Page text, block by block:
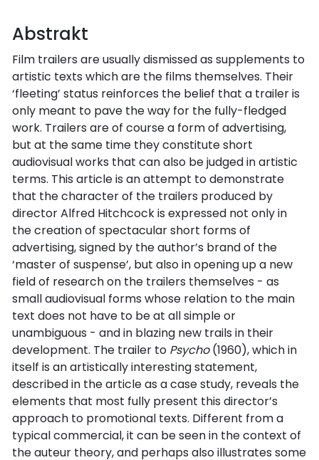
Abstrakt
Film trailers are usually dismissed as supplements to
artistic texts which are the films themselves. Their
‘fleeting’ status reinforces the belief that a trailer is
only meant to pave the way for the fully-fledged
work. Trailers are of course a form of advertising,
but at the same time they constitute short
audiovisual works that can also be judged in artistic
terms. This article is an attempt to demonstrate
that the character of the trailers produced by
director Alfred Hitchcock is expressed not only in
the creation of spectacular short forms of
advertising, signed by the author’s brand of the
‘master of suspense’, but also in opening up a new
field of research on the trailers themselves - as
small audiovisual forms whose relation to the main
text does not have to be at all simple or
unambiguous - and in blazing new trails in their
development. The trailer to Psycho(1960), which in
itself is an artistically interesting statement,
described in the article as a case study, reveals the
elements that most fully present this director’s
approach to promotional texts. Different from a
typical commercial, it can be seen in the context of
the auteur theory, and perhaps also illustrates some